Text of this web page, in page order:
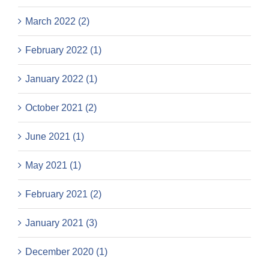
March 2022 (2)
February 2022 (1)
January 2022 (1)
October 2021 (2)
June 2021 (1)
May 2021 (1)
February 2021 (2)
January 2021 (3)
December 2020 (1)